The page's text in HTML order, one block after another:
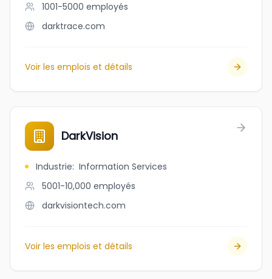
1001-5000 employés
darktrace.com
Voir les emplois et détails
DarkVision
Industrie: Information Services
5001-10,000 employés
darkvisiontech.com
Voir les emplois et détails